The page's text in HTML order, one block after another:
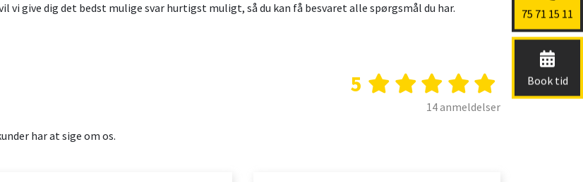
vi give dig det bedst mulige svar hurtigst muligt, så du kan få besvaret alle spørgsmål du har.
har at sige om os.
5
14 anmeldelser
75 71 15 11
Book tid